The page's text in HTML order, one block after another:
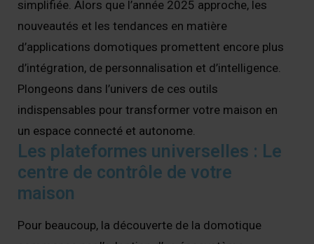
simplifiée. Alors que l’année 2025 approche, les
nouveautés et les tendances en matière
d’applications domotiques promettent encore plus
d’intégration, de personnalisation et d’intelligence.
Plongeons dans l’univers de ces outils
indispensables pour transformer votre maison en
un espace connecté et autonome.
Les plateformes universelles : Le
centre de contrôle de votre
maison
Pour beaucoup, la découverte de la domotique